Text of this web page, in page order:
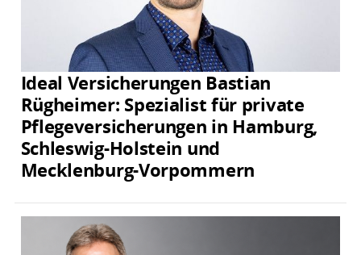
Ideal Versicherungen Bastian
Rügheimer: Spezialist für private
Pflegeversicherungen in Hamburg,
Schleswig-Holstein und
Mecklenburg-Vorpommern